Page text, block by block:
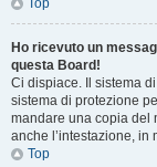
Top
Ho ricevuto un
questa Board!
Ci dispiace. Il sistema
sistema di protezione
mandare una copia del
anche l’intestazione, in
Top